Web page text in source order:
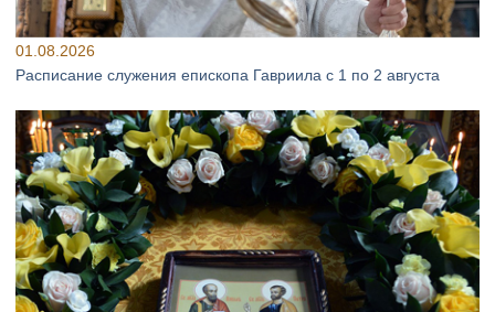
01.08.2026
Расписание служения епископа Гавриила с 1 по 2 августа